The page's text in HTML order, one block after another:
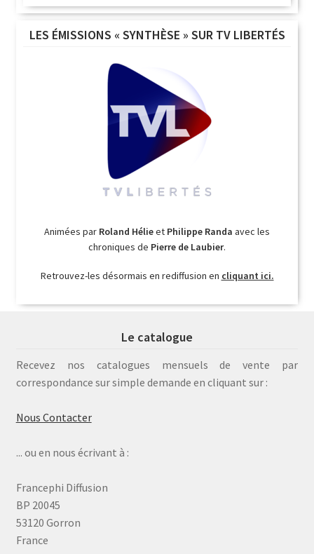
LES ÉMISSIONS « SYNTHÈSE » SUR TV LIBERTÉS
Animées par Roland Hélieet Philippe Randa avec les
chroniques de Pierre de Laubier.
Retrouvez-les désormais en rediffusion en cliquant ici.
Le catalogue
Recevez nos catalogues mensuels de vente par
correspondance sur simple demande en cliquant sur :
Nous Contacter
... ou en nous écrivant à :
Francephi Diffusion
BP 20045
53120 Gorron
France